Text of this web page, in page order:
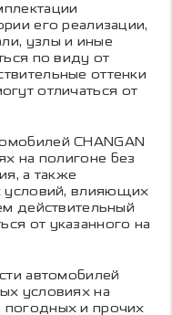
его реализации,
узлы и иные
по виду от
оттенки
отличаться от
CHANGAN
на полигоне без
а также
влияющих
действительный
от указанного на
автомобилей
условиях на
погодных и прочих